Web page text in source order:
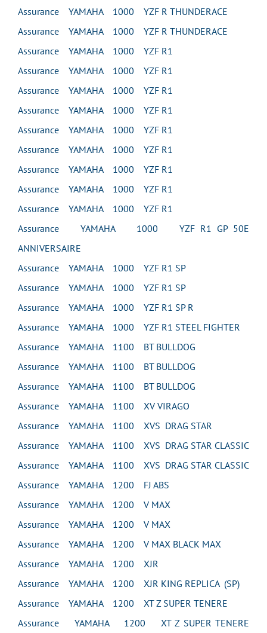
Assurance YAMAHA 1000 YZF R THUNDERACE
Assurance YAMAHA 1000 YZF R THUNDERACE
Assurance YAMAHA 1000 YZF R1
Assurance YAMAHA 1000 YZF R1
Assurance YAMAHA 1000 YZF R1
Assurance YAMAHA 1000 YZF R1
Assurance YAMAHA 1000 YZF R1
Assurance YAMAHA 1000 YZF R1
Assurance YAMAHA 1000 YZF R1
Assurance YAMAHA 1000 YZF R1
Assurance YAMAHA 1000 YZF R1
Assurance YAMAHA 1000 YZF R1 GP 50E
ANNIVERSAIRE
Assurance YAMAHA 1000 YZF R1 SP
Assurance YAMAHA 1000 YZF R1 SP
Assurance YAMAHA 1000 YZF R1 SP R
Assurance YAMAHA 1000 YZF R1 STEEL FIGHTER
Assurance YAMAHA 1100 BT BULLDOG
Assurance YAMAHA 1100 BT BULLDOG
Assurance YAMAHA 1100 BT BULLDOG
Assurance YAMAHA 1100 XV VIRAGO
Assurance YAMAHA 1100 XVS DRAG STAR
Assurance YAMAHA 1100 XVS DRAG STAR CLASSIC
Assurance YAMAHA 1100 XVS DRAG STAR CLASSIC
Assurance YAMAHA 1200 FJ ABS
Assurance YAMAHA 1200 V MAX
Assurance YAMAHA 1200 V MAX
Assurance YAMAHA 1200 V MAX BLACK MAX
Assurance YAMAHA 1200 XJR
Assurance YAMAHA 1200 XJR KING REPLICA (SP)
Assurance YAMAHA 1200 XT Z SUPER TENERE
Assurance YAMAHA 1200 XT Z SUPER TENERE